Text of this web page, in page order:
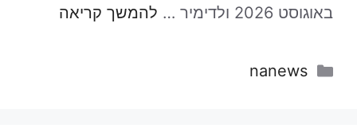
באוגוסט 2026 ולדימיר …
להמשך קריאה
קטגוריות
nanews